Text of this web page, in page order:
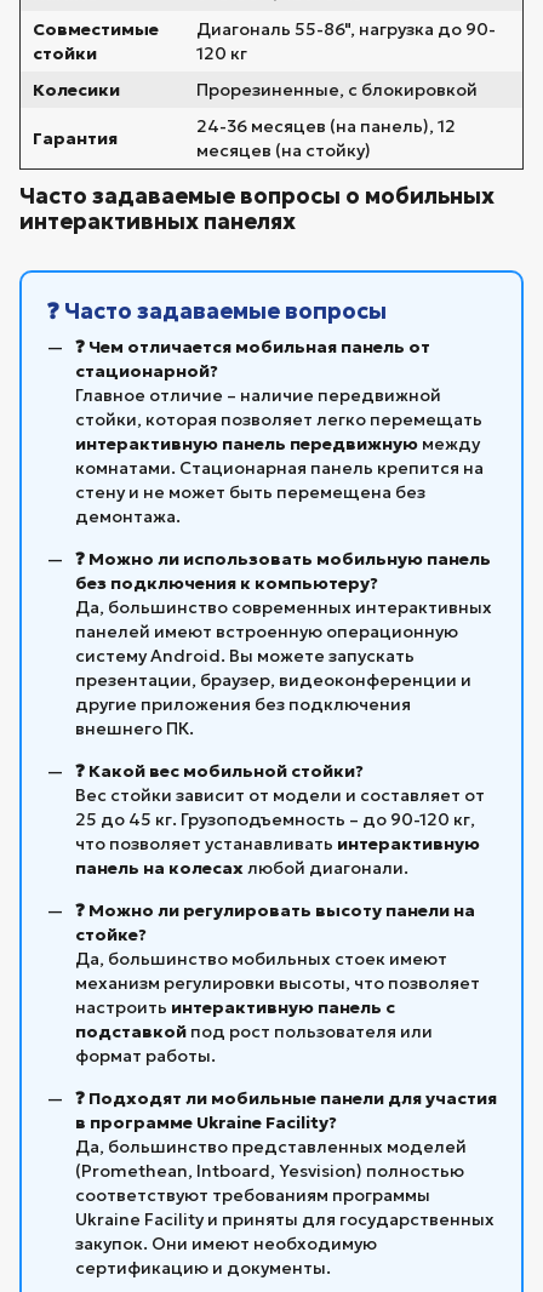
Совместимые
стойки
Диагональ 55-86", нагрузка до 90-
120 кг
Колесики
Прорезиненные, с блокировкой
Гарантия
24-36 месяцев (на панель), 12
месяцев (на стойку)
Часто задаваемые вопросы о мобильных
интерактивных панелях
❓ Часто задаваемые вопросы
❓ Чем отличается мобильная панель от
стационарной?
Главное отличие – наличие передвижной
стойки, которая позволяет легко перемещать
интерактивную панель передвижную между
комнатами. Стационарная панель крепится на
стену и не может быть перемещена без
демонтажа.
❓ Можно ли использовать мобильную панель
без подключения к компьютеру?
Да, большинство современных интерактивных
панелей имеют встроенную операционную
систему Android. Вы можете запускать
презентации, браузер, видеоконференции и
другие приложения без подключения
внешнего ПК.
❓ Какой вес мобильной стойки?
Вес стойки зависит от модели и составляет от
25 до 45 кг. Грузоподъемность – до 90-120 кг,
что позволяет устанавливать интерактивную
панель на колесахлюбой диагонали.
❓ Можно ли регулировать высоту панели на
стойке?
Да, большинство мобильных стоек имеют
механизм регулировки высоты, что позволяет
настроить интерактивную панель с
подставкой под рост пользователя или
формат работы.
❓ Подходят ли мобильные панели для участия
в программе Ukraine Facility?
Да, большинство представленных моделей
(Promethean, Intboard, Yesvision) полностью
соответствуют требованиям программы
Ukraine Facility и приняты для государственных
закупок. Они имеют необходимую
сертификацию и документы.